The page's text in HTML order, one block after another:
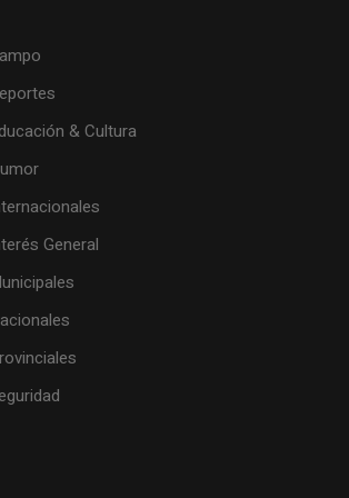
& Cultura
General